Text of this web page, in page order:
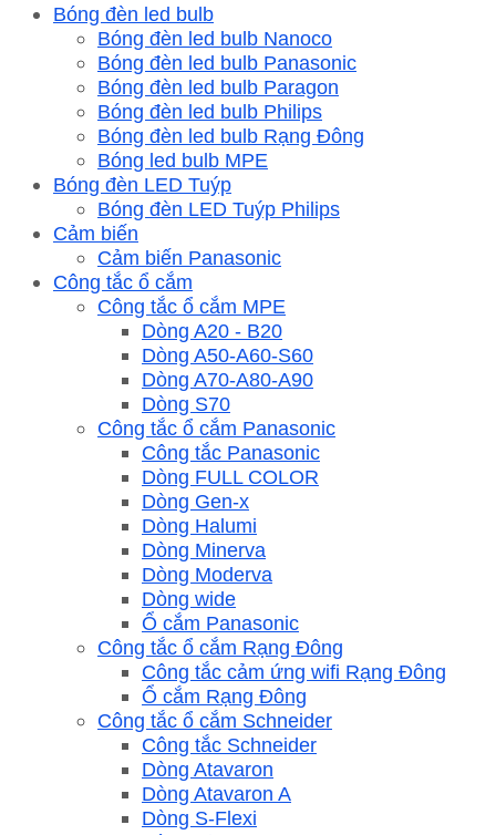
765,000₫.là:
535,500₫.
Bóng đèn led bulb
Bóng đèn led bulb Nanoco
Bóng đèn led bulb Panasonic
Bóng đèn led bulb Paragon
Bóng đèn led bulb Philips
Bóng đèn led bulb Rạng Đông
Bóng led bulb MPE
Bóng đèn LED Tuýp
Bóng đèn LED Tuýp Philips
Cảm biến
Cảm biến Panasonic
Công tắc ổ cắm
Công tắc ổ cắm MPE
Dòng A20 - B20
Dòng A50-A60-S60
Dòng A70-A80-A90
Dòng S70
Công tắc ổ cắm Panasonic
Công tắc Panasonic
Dòng FULL COLOR
Dòng Gen-x
Dòng Halumi
Dòng Minerva
Dòng Moderva
Dòng wide
Ổ cắm Panasonic
Công tắc ổ cắm Rạng Đông
Công tắc cảm ứng wifi Rạng Đông
Ổ cắm Rạng Đông
Công tắc ổ cắm Schneider
Công tắc Schneider
Dòng Atavaron
Dòng Atavaron A
Dòng S-Flexi